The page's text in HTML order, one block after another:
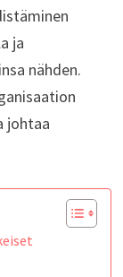
ja
nähden.
johtaa